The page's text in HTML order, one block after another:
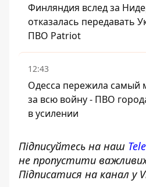
Финляндия вслед за
отказалась передавать
ПВО Patriot
12:43
Одесса пережила самый
за всю войну - ПВО
в усилении
Підписуйтесь на наш
не пропустити
Підписатися на канал у